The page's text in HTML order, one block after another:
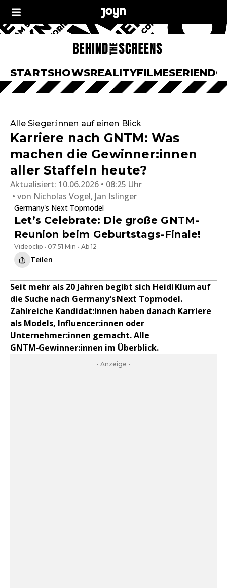
STARTSHOWSREALITYFILMESERIEN
Alle Sieger:innen auf einen Blick
Karriere nach GNTM: Was
machen die Gewinner:innen
aller Staffeln heute?
Aktualisiert: 10.06.2026 • 08:25 Uhr
von Nicholas Vogel, Jan Islinger
Germany's Next Topmodel
Let’s Celebrate: Die große GNTM-
Reunion beim Geburtstags-Finale!
Videoclip • 07:51 Min • Ab 12
Teilen
Seit mehr als 20 Jahren begibt sich Heidi Klum auf
die Suche nach Germany's Next Topmodel.
Zahlreiche Kandidat:innen haben danach Karriere
als Models, Influencer:innen oder
Unternehmer:innen gemacht. Alle
GNTM‑Gewinner:innen im Überblick.
- Anzeige -